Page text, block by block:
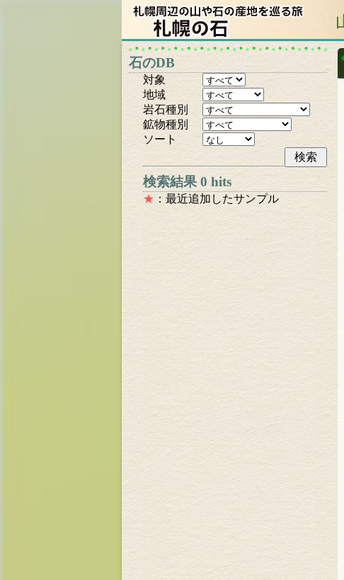
石のDB
対象
地域
岩石種別
鉱物種別
ソート
検索結果 0 hits
★ ：最近追加したサンプル